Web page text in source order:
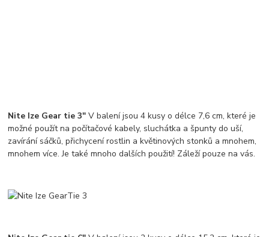
Nite Ize Gear tie 3" V balení jsou 4 kusy o délce 7,6 cm, které je
možné použít na počítačové kabely, sluchátka a špunty do uší,
zavírání sáčků, přichycení rostlin a květinových stonků a mnohem,
mnohem více. Je také mnoho dalších použití! Záleží pouze na vás.